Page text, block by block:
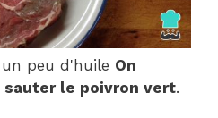
peu d'huile On
sauter le poivron vert.